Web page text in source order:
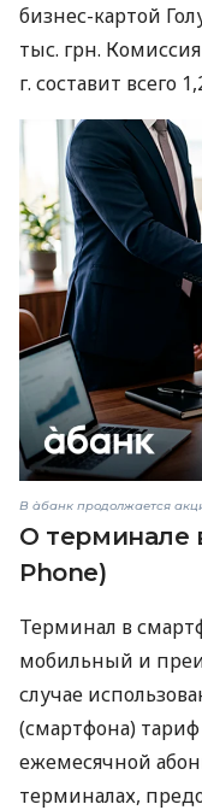
бизнес-картой
тыс. грн.
г. составит всего
В àбанк продолжается
О терминале
Phone)
Терминал в
мобильный и
случае
(смартфона)
ежемесячной
терминалах,